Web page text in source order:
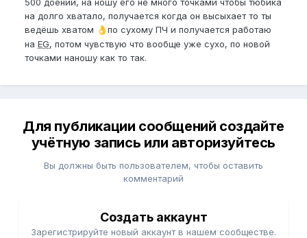
на долго хватало, получается когда он высыхает то ты
ведёшь хватом 👌по сухому ПЧ и получается работаю
на EG, потом чувствую что вообще уже сухо, по новой
точками наношу как то так.
Для публикации сообщений создайте
учётную запись или авторизуйтесь
Вы должны быть пользователем, чтобы оставить
комментарий
Создать аккаунт
Зарегистрируйте новый аккаунт в нашем сообществе.